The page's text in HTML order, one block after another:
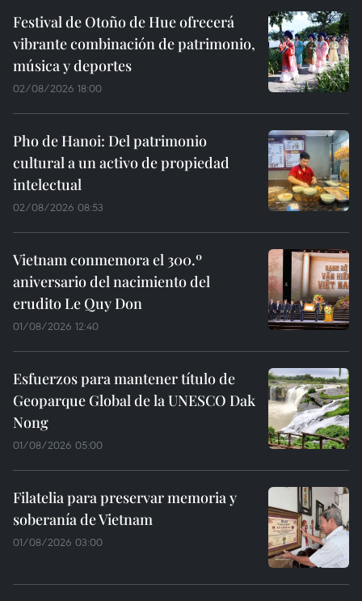
Festival de Otoño de Hue ofrecerá
vibrante combinación de patrimonio,
música y deportes
02/08/2026 18:00
Pho de Hanoi: Del patrimonio
cultural a un activo de propiedad
intelectual
02/08/2026 08:53
Vietnam conmemora el 300.º
aniversario del nacimiento del
erudito Le Quy Don
01/08/2026 12:40
Esfuerzos para mantener título de
Geoparque Global de la UNESCO Dak
Nong
01/08/2026 05:00
Filatelia para preservar memoria y
soberanía de Vietnam
01/08/2026 03:00